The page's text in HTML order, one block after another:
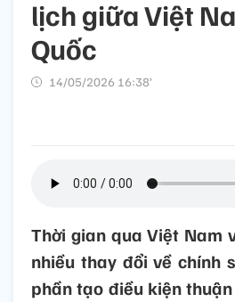
lịch giữa Việt
Quốc
14/05/2026 16:38’
Thời gian qua Việt Nam
nhiều thay đổi về chính
phần tạo điều kiện